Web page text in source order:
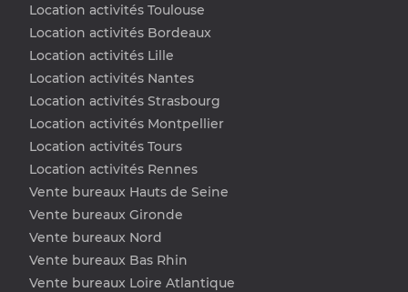
Location activités Toulouse
Location activités Bordeaux
Location activités Lille
Location activités Nantes
Location activités Strasbourg
Location activités Montpellier
Location activités Tours
Location activités Rennes
Vente bureaux Hauts de Seine
Vente bureaux Gironde
Vente bureaux Nord
Vente bureaux Bas Rhin
Vente bureaux Loire Atlantique